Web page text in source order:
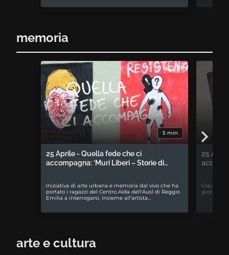
memoria
5 min
25 Aprile - Quella fede che ci
accompagna: ‘Muri Liberi – Storie di…
Iniziativa di arte urbana e memoria dal vivo che ha
portato i ragazzi del Centro Aïda dell'Ausl di Reggio
Emilia a interrogarsi, insieme all’artista…
25
Glauco
gioco da
arte e cultura